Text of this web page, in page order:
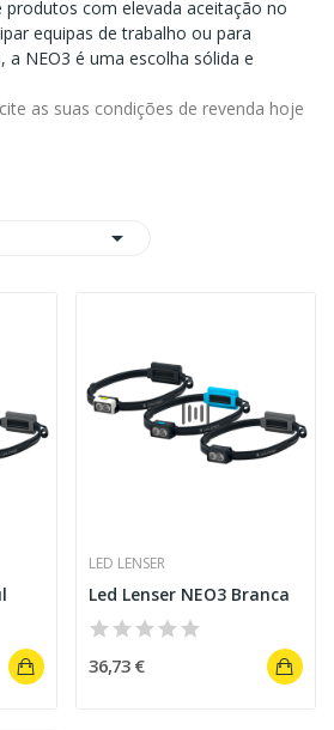
com elevada aceitação no
equipas de trabalho ou para
a NEO3 é uma escolha sólida e
as suas condições de revenda hoje

LED LENSER
Led Lenser NEO3 Branca
36,73 €